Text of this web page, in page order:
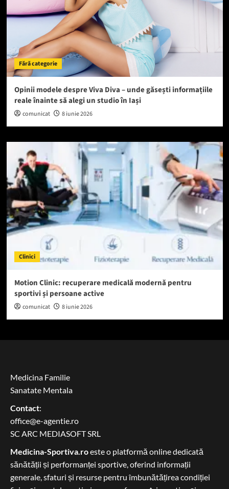
Fără categorie
Opinii modele despre Viva Diva – unde găsești informațiile
reale înainte să alegi un studio în Iași
comunicat 8 iunie 2026
Clinici
Motion Clinic: recuperare medicală modernă pentru
sportivi și persoane active
comunicat 8 iunie 2026
Medicina Familie
Sanatate Mentala
Contact:
office@e-agentie.ro
SC ARC MEDIASOFT SRL
Medicina-Sportiva.roeste o platformă online dedicată
sănătății și performanței sportive, oferind informații
generale, sfaturi și resurse pentru îmbunătățirea condiției